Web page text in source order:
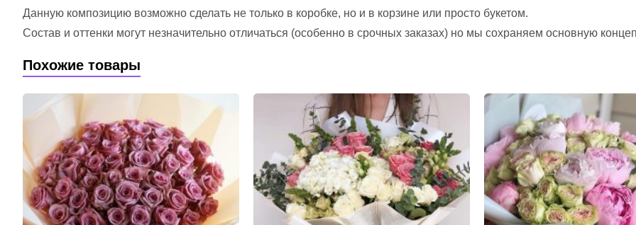
Данную композицию возможно сделать не только в коробке, но и в корзине или просто букетом.
Состав и оттенки могут незначительно отличаться (особенно в срочных заказах) но мы сохраняем основную
Похожие товары